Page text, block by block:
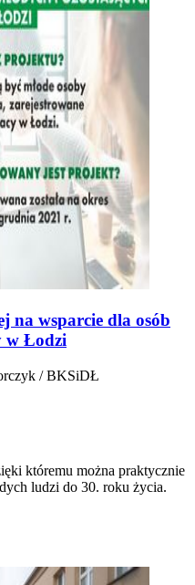
na wsparcie dla osób
w Łodzi
/ BKSiDŁ
któremu można praktycznie
ludzi do 30. roku życia.